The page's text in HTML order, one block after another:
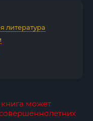
литература
книга может